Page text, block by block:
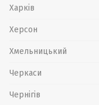
Харків
Херсон
Хмельницький
Черкаси
Чернігів